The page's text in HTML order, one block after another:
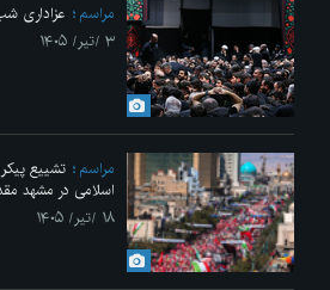
مراسم
عزاداری شب
۳ /تیر/ ۱۴۰۵
مراسم
تشییع
اسلامی در مشهد
۱۸ /تیر/ ۱۴۰۵